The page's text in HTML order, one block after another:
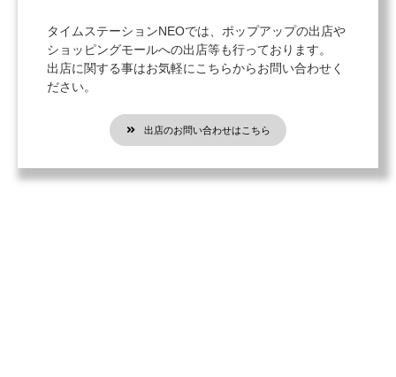
タイムステーションNEOでは、ポップアップの出店や
ショッピングモールへの出店等も行っております。
出店に関する事はお気軽にこちらからお問い合わせく
ださい。
出店のお問い合わせはこちら